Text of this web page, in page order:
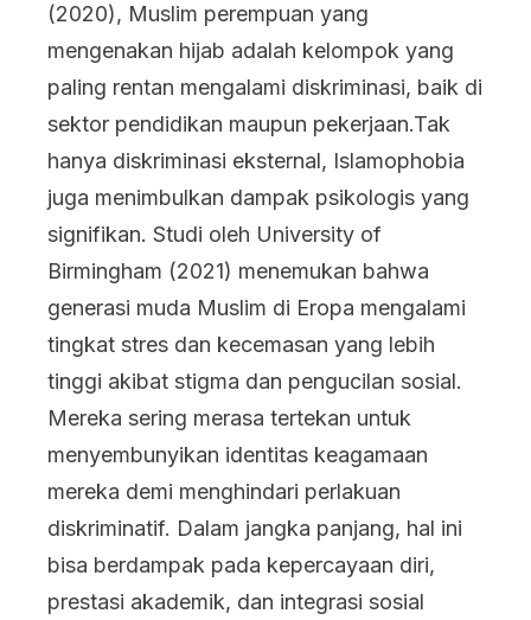
(2020), Muslim perempuan yang
mengenakan hijab adalah kelompok yang
paling rentan mengalami diskriminasi, baik di
sektor pendidikan maupun pekerjaan.Tak
hanya diskriminasi eksternal, Islamophobia
juga menimbulkan dampak psikologis yang
signifikan. Studi oleh University of
Birmingham (2021) menemukan bahwa
generasi muda Muslim di Eropa mengalami
tingkat stres dan kecemasan yang lebih
tinggi akibat stigma dan pengucilan sosial.
Mereka sering merasa tertekan untuk
menyembunyikan identitas keagamaan
mereka demi menghindari perlakuan
diskriminatif. Dalam jangka panjang, hal ini
bisa berdampak pada kepercayaan diri,
prestasi akademik, dan integrasi sosial